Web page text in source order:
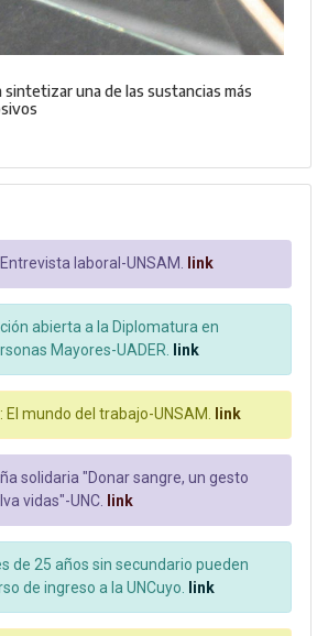
sintetizar una de las sustancias más
laboral-UNSAM. link
abierta a la Diplomatura en
Mayores-UADER. link
El mundo del trabajo-UNSAM. link
solidaria "Donar sangre, un gesto
vidas"-UNC. link
de 25 años sin secundario pueden
de ingreso a la UNCuyo. link